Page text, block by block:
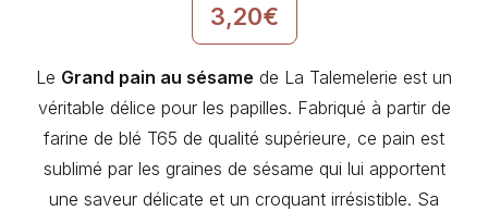
3,20€
Le Grand pain au sésame de La Talemelerie est un
véritable délice pour les papilles. Fabriqué à partir de
farine de blé T65 de qualité supérieure, ce pain est
sublimé par les graines de sésame qui lui apportent
une saveur délicate et un croquant irrésistible. Sa